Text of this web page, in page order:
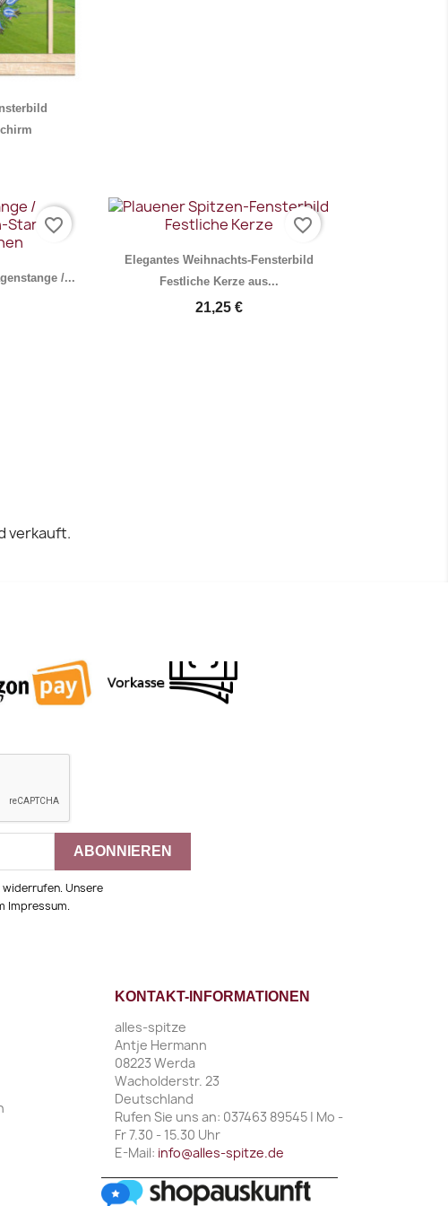
/...
favorite_border
Elegantes Weihnachts-Fensterbild
Festliche Kerze aus...
21,25 €
favorite_border
verkauft.
widerrufen. Unsere
Impressum.
KONTAKT-INFORMATIONEN
alles-spitze
Antje Hermann
08223 Werda
Wacholderstr. 23
Deutschland
Rufen Sie uns an: 037463 89545 | Mo -
Fr 7.30 - 15.30 Uhr
E-Mail: info@alles-spitze.de